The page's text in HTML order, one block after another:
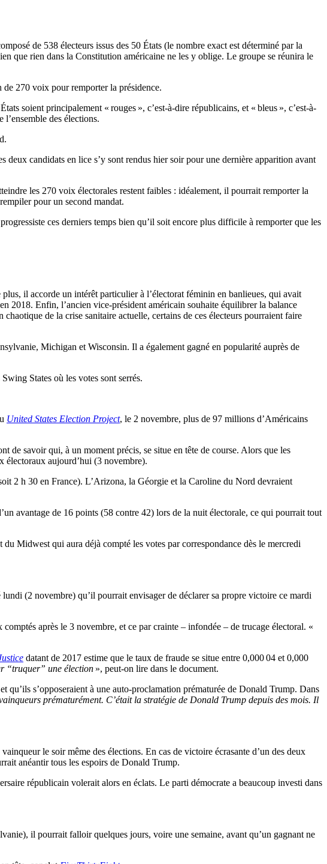
de 538 électeurs issus des 50 États (le nombre exact est déterminé par la
que rien dans la Constitution américaine ne les y oblige. Le groupe se réunira le
270 voix pour remporter la présidence.
soient principalement « rouges », c’est-à-dire républicains, et « bleus », c’est-à-
des élections.
candidats en lice s’y sont rendus hier soir pour une dernière apparition avant
les 270 voix électorales restent faibles : idéalement, il pourrait remporter la
pour un second mandat.
ces derniers temps bien qu’il soit encore plus difficile à remporter que les
il accorde un intérêt particulier à l’électorat féminin en banlieues, qui avait
2018. Enfin, l’ancien vice-président américain souhaite équilibrer la balance
de la crise sanitaire actuelle, certains de ces électeurs pourraient faire
Michigan et Wisconsin. Il a également gagné en popularité auprès de
States où les votes sont serrés.
United States Election Project, le 2 novembre, plus de 97 millions d’Américains
de savoir qui, à un moment précis, se situe en tête de course. Alors que les
électoraux aujourd’hui (3 novembre).
2 h 30 en France). L’Arizona, la Géorgie et la Caroline du Nord devraient
avantage de 16 points (58 contre 42) lors de la nuit électorale, ce qui pourrait tout
Midwest qui aura déjà compté les votes par correspondance dès le mercredi
lundi (2 novembre) qu’il pourrait envisager de déclarer sa propre victoire ce mardi
après le 3 novembre, et ce par crainte – infondée – de trucage électoral. «
datant de 2017 estime que le taux de fraude se situe entre 0,000 04 et 0,000
“truquer” une élection », peut-on lire dans le document.
qu’ils s’opposeraient à une auto-proclamation prématurée de Donald Trump. Dans
prématurément. C’était la stratégie de Donald Trump depuis des mois. Il
le soir même des élections. En cas de victoire écrasante d’un des deux
anéantir tous les espoirs de Donald Trump.
républicain volerait alors en éclats. Le parti démocrate a beaucoup investi dans
il pourrait falloir quelques jours, voire une semaine, avant qu’un gagnant ne